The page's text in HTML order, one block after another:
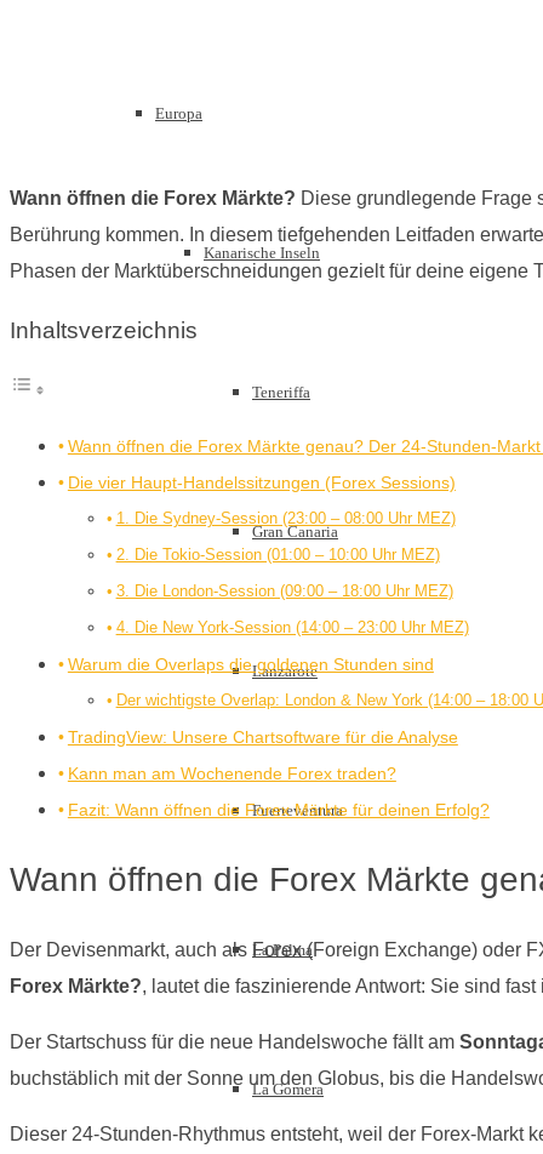
Europa
Kanarische Inseln
Teneriffa
Gran Canaria
Lanzarote
Fuerteventura
La Palma
La Gomera
Wann öffnen die Forex Märkte? Diese grundlegende Frage
Berührung kommen. In diesem tiefgehenden Leitfaden
Phasen der Marktüberschneidungen gezielt für deine eigene
Inhaltsverzeichnis
Wann öffnen die Forex Märkte genau? Der 24-Stunden-
Die vier Haupt-Handelssitzungen (Forex Sessions)
1. Die Sydney-Session (23:00 – 08:00 Uhr MEZ)
2. Die Tokio-Session (01:00 – 10:00 Uhr MEZ)
3. Die London-Session (09:00 – 18:00 Uhr MEZ)
4. Die New York-Session (14:00 – 23:00 Uhr MEZ)
Warum die Overlaps die goldenen Stunden sind
Der wichtigste Overlap: London & New York (14:00 – 18:00
TradingView: Unsere Chartsoftware für die Analyse
Kann man am Wochenende Forex traden?
Fazit: Wann öffnen die Forex Märkte für deinen Erfolg?
Wann öffnen die Forex Märkte
Der Devisenmarkt, auch als Forex (Foreign Exchange) oder
Forex Märkte?, lautet die faszinierende Antwort: Sie sind
Der Startschuss für die neue Handelswoche fällt am
buchstäblich mit der Sonne um den Globus, bis die
Dieser 24-Stunden-Rhythmus entsteht, weil der Forex-Markt